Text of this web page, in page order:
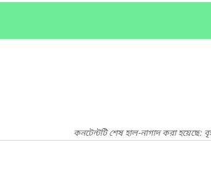
কনটেন্টটি শেষ হাল-নাগাদ করা